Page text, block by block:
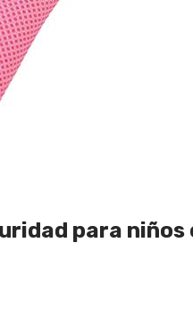
para